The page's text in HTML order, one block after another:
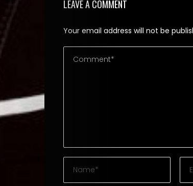
LEAVE A COMMENT
Your email address will not be